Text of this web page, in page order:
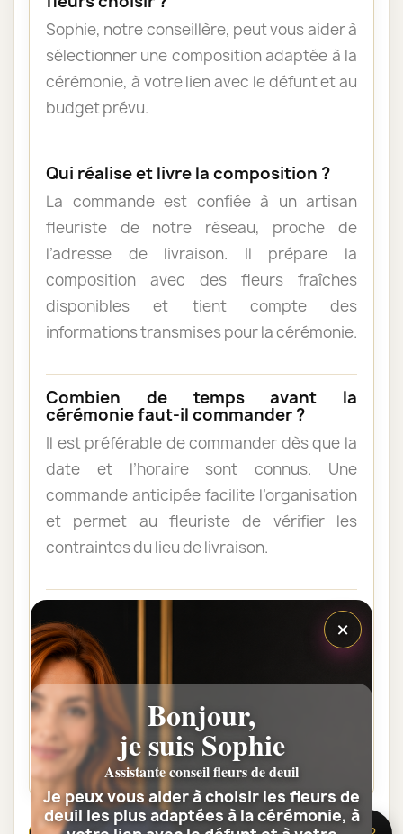
Sophie, notre conseillère, peut vous aider à
sélectionner une composition adaptée à la
cérémonie, à votre lien avec le défunt et au
budget prévu.
Qui réalise et livre la composition ?
La commande est confiée à un artisan
fleuriste de notre réseau, proche de
l’adresse de livraison. Il prépare la
composition avec des fleurs fraîches
disponibles et tient compte des
informations transmises pour la cérémonie.
Combien de temps avant la
cérémonie faut-il commander ?
Il est préférable de commander dès que la
date et l’horaire sont connus. Une
commande anticipée facilite l’organisation
et permet au fleuriste de vérifier les
contraintes du lieu de livraison.
Les fleurs peuvent-elles être livrées
au domicile de la famille ?
Oui. Une composition de condoléances
peut être livrée au domicile avant ou après
la cérémonie. Vérifiez simplement que
quelqu’un pourra réceptionner les fleurs.
×
Bonjour,
je suis Sophie
Assistante conseil fleurs de deuil
Je peux vous aider à choisir les fleurs de
deuil les plus adaptées à la cérémonie, à